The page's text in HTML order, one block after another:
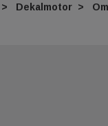
Dekalmotor